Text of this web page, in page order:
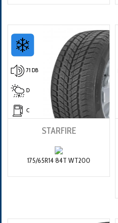
71 DB
D
C
STARFIRE
175/65R14 84T WT200